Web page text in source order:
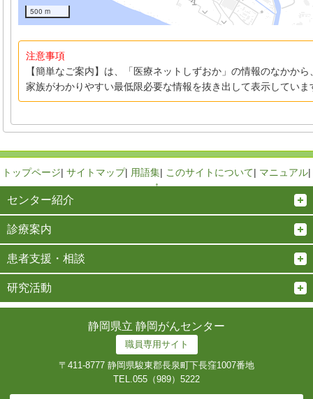
500 m
注意事項
【簡単なご案内】は、「医療ネットしずおか」の情報のなかか
家族がわかりやすい最低限必要な情報を抜き出して表示していま
トップページ| サイトマップ| 用語集| このサイトについて| マニュアル|
↑
センター紹介
診療案内
患者支援・相談
研究活動
静岡県立 静岡がんセンター
職員専用サイト
〒411-8777 静岡県駿東郡長泉町下長窪1007番地
TEL.055（989）5222